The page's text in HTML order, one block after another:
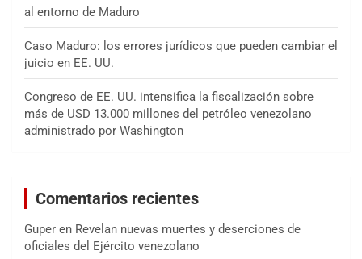
al entorno de Maduro
Caso Maduro: los errores jurídicos que pueden cambiar el
juicio en EE. UU.
Congreso de EE. UU. intensifica la fiscalización sobre
más de USD 13.000 millones del petróleo venezolano
administrado por Washington
Comentarios recientes
Guper en Revelan nuevas muertes y deserciones de
oficiales del Ejército venezolano